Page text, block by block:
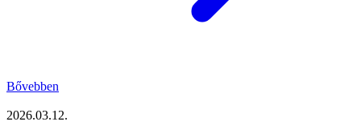
Bővebben
2026.03.12.